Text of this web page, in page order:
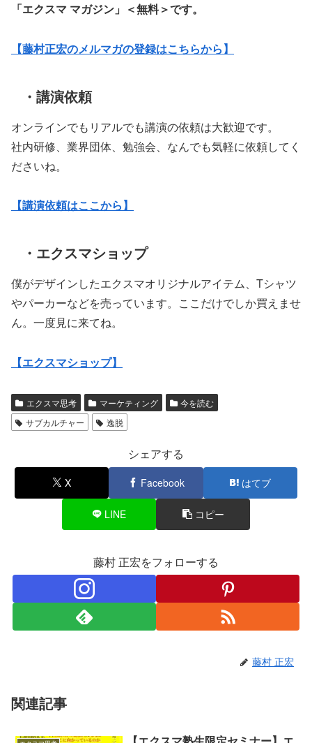
「エクスマ マガジン」 ＜無料＞です。
【藤村正宏のメルマガの登録はこちらから】
・講演依頼
オンラインでもリアルでも講演の依頼は大歓迎です。
社内研修、業界団体、勉強会、なんでも気軽に依頼してく
ださいね。
【講演依頼はここから】
・エクスマショップ
僕がデザインしたエクスマオリジナルアイテム、Tシャツ
やパーカーなどを売っています。ここだけでしか買えませ
ん。一度見に来てね。
【エクスマショップ】
エクスマ思考 マーケティング
今を読む
サブカルチャー
逸脱
シェアする
X Facebook はてブ
LINE コピー
藤村 正宏をフォローする
藤村 正宏
関連記事